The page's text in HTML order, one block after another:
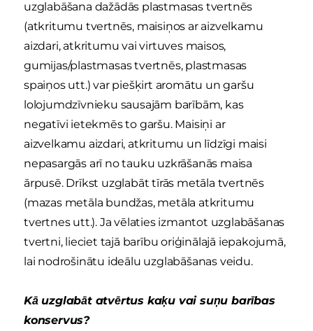
uzglabāšana dažādās plastmasas tvertnēs
(atkritumu tvertnēs, maisiņos ar aizvelkamu
aizdari, atkritumu vai virtuves maisos,
gumijas/plastmasas tvertnēs, plastmasas
spaiņos utt.) var piešķirt aromātu un garšu
lolojumdzīvnieku sausajām barībām, kas
negatīvi ietekmēs to garšu. Maisiņi ar
aizvelkamu aizdari, atkritumu un līdzīgi maisi
nepasargās arī no tauku uzkrāšanās maisa
ārpusē. Drīkst uzglabāt tīrās metāla tvertnēs
(mazas metāla bundžas, metāla atkritumu
tvertnes utt.). Ja vēlaties izmantot uzglabāšanas
tvertni, lieciet tajā barību oriģinālajā iepakojumā,
lai nodrošinātu ideālu uzglabāšanas veidu.
Kā uzglabāt atvērtus kaķu vai suņu barības
konservus?